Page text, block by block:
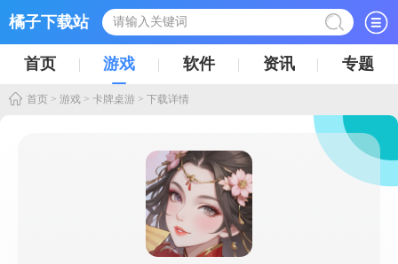
橘子下载站
首页 游戏 软件 资讯 专题
首页 > 游戏 > 卡牌桌游 > 下载详情